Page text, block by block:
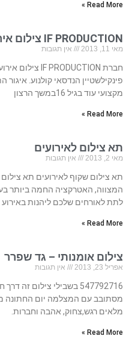
Read More »
IF PRODUCTION צילום אירועים
מאי 11, 2013 אין תגובות
פינקילשטיין הנדסאי קולנוע.​​​​
מקצועי עוד בגיל 16במשך הרצון
Read More »
תא צילום לאירועים
מאי 2, 2013 אין תגובות
תא צילום שקוף לאירועים תא
המצווה, האטרקציה החמה ביותר
לתת לאורחים שלכם ליהנות באירוע
Read More »
צילום אומנותי – גד שפרר
אפריל 23, 2013 אין תגובות
547792716 בשבילי צילום
מסתובב עם המצלמה יום החתונה
מלאים רגש,צחוק, אהבה וחברות.
Read More »